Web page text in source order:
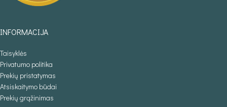
INFORMACIJA
Taisyklės
Privatumo politika
Prekių pristatymas
Atsiskaitymo būdai
Prekių grąžinimas